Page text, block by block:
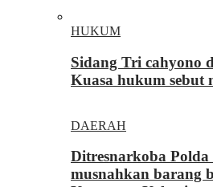
HUKUM
Sidang Tri cahyono
Kuasa hukum
DAERAH
Ditresnarkoba
musnahkan barang